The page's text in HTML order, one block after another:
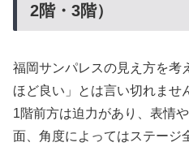
2階・3階）
福岡サンパレスの見え方を考
ほど良い」とは言い切れませ
1階前方は迫力があり、表情
面、角度によってはステージ